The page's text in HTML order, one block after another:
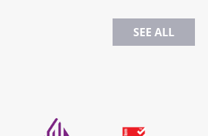
SEE ALL